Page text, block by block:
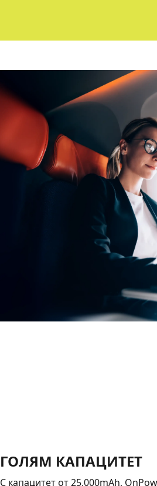
ГОЛЯМ КАПАЦИТЕТ
С капацитет от 25,000mAh,